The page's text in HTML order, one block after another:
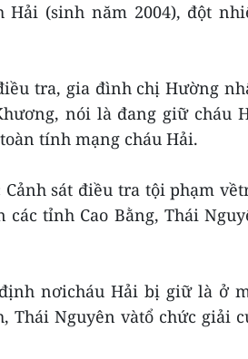
Hải (sinh năm 2004), đột
tra, gia đình chị Hường
nói là đang giữ cháu
tính mạng cháu Hải.
sát điều tra tội phạm
tỉnh Cao Bằng, Thái
nơicháu Hải bị giữ là ở
Thái Nguyên vàtổ chức giải